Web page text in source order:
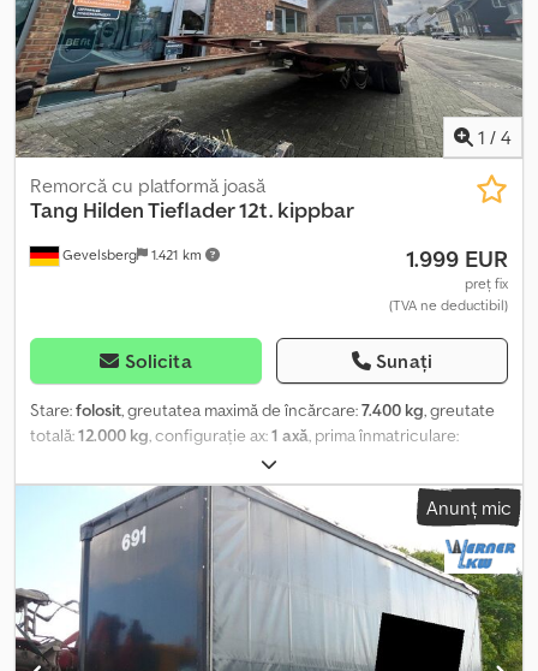
1 / 4
Gevelsberg 1.421 km
Remorcă cu platformă joasă
Tang Hilden Tieflader 12t. kippbar
1.999 EUR
preț fix
(TVA ne deductibil)
Solicita Sunați
Stare:folosit, greutatea maximă de încărcare:7.400 kg, greutate
totală:12.000 kg, configurație ax:1 axă, prima înmatriculare:
, lungimea spațiului de încărcare:
spațiului de încărcare:2.460 mm, înălțime spațiu de încărcare:
1.300 mm, lățime totală: 2.460 mm, înălțime totală: 1.300 mm, An de
fabricație:1969, Tang Hilden * Remorcă platformă joasă * 1 axă *
basculabilă * Prima înmatriculare: 17.05.1963 * Greutate totală
admisă aprox. 12.000 kg * Greutate proprie aprox. 4.600 kg *
Sarcină utilă aprox. 7.400 kg * Dimensiuni totale: 10.000 x 2.460 x
1.300 mm * Dimensiuni platformă de încărcare: 4.500 x 2.460 mm
Vehiculul prezintă urme de uzură şi folosinţă conforme cu vârsta!
Anunț mic